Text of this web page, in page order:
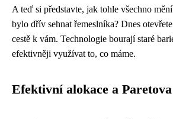
A teď si představte, jak tohle všechno
bylo dřív sehnat řemeslníka? Dnes
cestě k vám. Technologie bourají staré
efektivněji využívat to, co máme.
Efektivní alokace a